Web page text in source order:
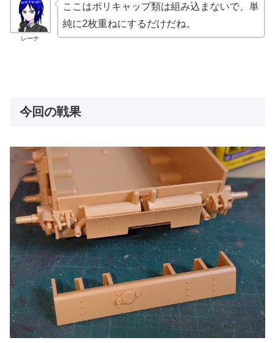
レーナ
ここはポリキャップ類は組み込まないで、単
純に2枚重ねにするだけだね。
今回の戦果